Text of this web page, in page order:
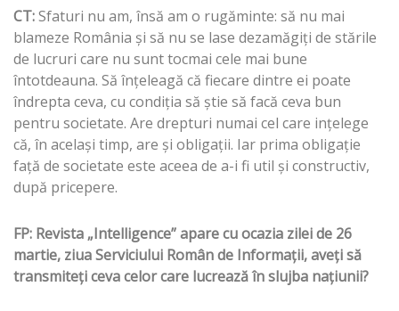
CT:Sfaturi nu am, însă am o rugăminte: să nu mai
blameze România şi să nu se lase dezamăgiţi de stările
de lucruri care nu sunt tocmai cele mai bune
întotdeauna. Să înţeleagă că fiecare dintre ei poate
îndrepta ceva, cu condiţia să ştie să facă ceva bun
pentru societate. Are drepturi numai cel care inţelege
că, în acelaşi timp, are şi obligaţii. Iar prima obligaţie
faţă de societate este aceea de a-i fi util şi constructiv,
după pricepere.
FP: Revista „Intelligence” apare cu ocazia zilei de 26
martie, ziua Serviciului Român de Informaţii, aveţi să
transmiteţi ceva celor care lucrează în slujba naţiunii?